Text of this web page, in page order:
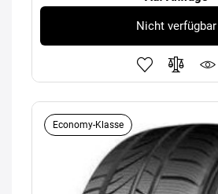
Nicht verfügbar
Economy-Klasse